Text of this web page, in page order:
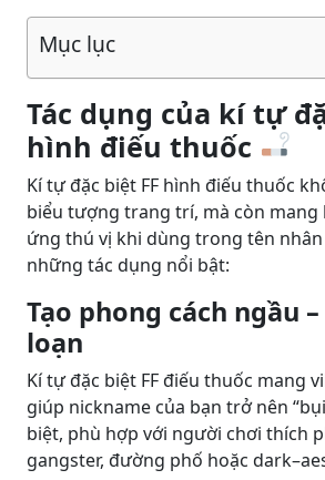
Mục lục
Tác dụng của kí tự
hình điếu thuốc
Kí tự đặc biệt FF hình điếu thuốc
biểu tượng trang trí, mà còn mang
ứng thú vị khi dùng trong tên nhân
những tác dụng nổi bật:
Tạo phong cách ngầu
loạn
Kí tự đặc biệt FF điếu thuốc mang
giúp nickname của bạn trở nên
biệt, phù hợp với người chơi thích
gangster, đường phố hoặc